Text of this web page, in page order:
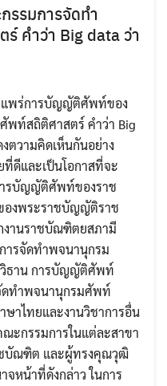
รมการจัดทำ
คำว่า Big data ว่า
แพร่การบัญญัติศัพท์ของ
ท์สถิติศาสตร์ คำว่า Big
ตวามคิดเห็นกันอย่าง
ดีและเป็นโอกาสที่จะ
ารบัญญัติศัพท์ของราช
องพระราชบัญญัติราช
านราชบัณฑิตยสภามี
ารจัดทําพจนานุกรม
วิธาน การบัญญัติศัพท์
ดทําพจนานุกรมศัพท์
ษาไทยและงานวิชาการอื่น
ะกรรมการในแต่ละสาขา
บัณฑิต และผู้ทรงคุณวุฒิ
จหน้าที่ดังกล่าว ในการ